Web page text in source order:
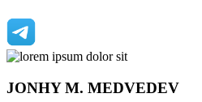
JONHYM. MEDVEDEV